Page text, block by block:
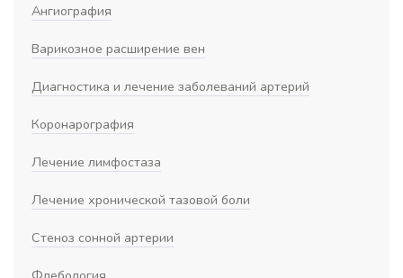
Ангиография
Варикозное расширение вен
Диагностика и лечение заболеваний артерий
Коронарография
Лечение лимфостаза
Лечение хронической тазовой боли
Стеноз сонной артерии